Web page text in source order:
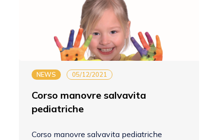
NEWS 05/12/2021
Corso manovre salvavita
pediatriche
Corso manovre salvavita pediatriche